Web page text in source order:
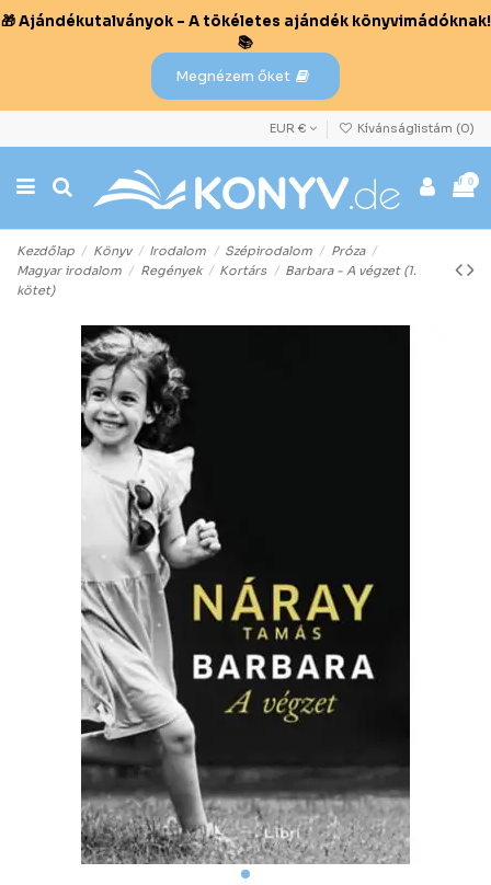
🎁 Ajándékutalványok – A tökéletes ajándék könyvimádóknak!
📚
Megnézem őket
EUR € Kívánságlistám (0)
0
Kezdőlap Könyv Irodalom Szépirodalom
Próza
Magyar irodalom
Regények Kortárs
Barbara - A végzet (1.
kötet)